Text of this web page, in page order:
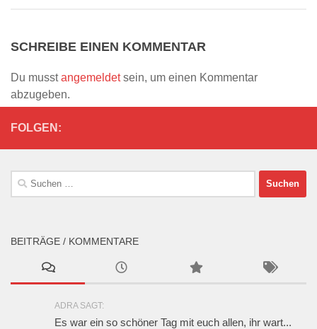
SCHREIBE EINEN KOMMENTAR
Du musstangemeldetsein, um einen Kommentar
abzugeben.
FOLGEN:
Suchen
nach:
BEITRÄGE / KOMMENTARE
ADRA SAGT:
Es war ein so schöner Tag mit euch allen, ihr wart...